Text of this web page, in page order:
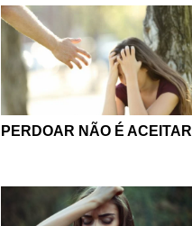
PERDOAR NÃO É ACEITAR